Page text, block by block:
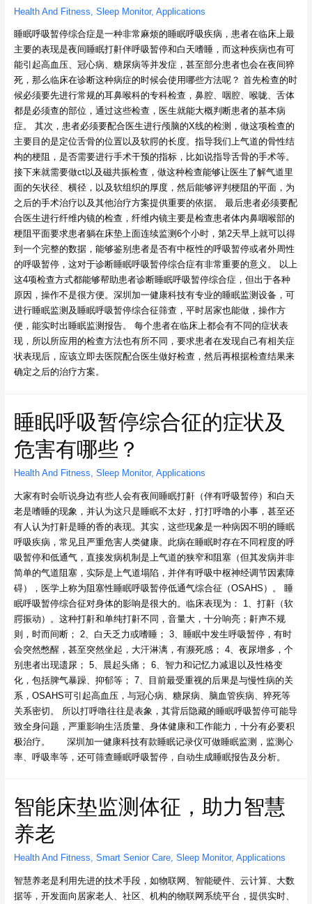
Health And Fitness Sleep Monitor, Applications
睡眠呼吸暂停综合症是一种非常麻烦的睡眠呼吸疾病，患者在临床上最
主要的表现是夜间睡眠打鼾伴呼吸暂停和白天嗜睡，而这种疾病也有可
能引起高血压、冠心病、糖尿病等并发症，甚至部分患者也会在夜间猝
死，那么临床在诊断这种病症的时候会使用哪些方法呢？ 首先检查的时
候必须要先进行常规的耳鼻喉科的专科检查，鼻腔、咽腔、喉咙、舌体
都是必须查的部位，通过这些检查，医生就能大概判断患者的基本病
症。 其次，患者必须要配合医生进行颅脑的X线的检测，做这项检查的
主要目的是定位舌骨的位置以及软腭的长度。指导我们上气道的骨性结
构的梗阻，是否需要进行手术干预的指标，比如说指导舌骨的手术等。
接下来就需要做ct以及磁共振检查，做这种检查能够让医生了解气道里
面的矢状径、横径，以及软组织的厚度，然后能够评判梗阻的平面，为
之后的手术治疗以及其他治疗方案提供重要的依据。 最后患者必须要配
合医生进行纤维内镜的检查，纤维内镜主要是检查患者体内鼻咽喉部的
梗阻平面要求患者躺在床垫上面连续监测6个小时，第2天早上就可以得
到一个完整的数据，能够鉴别患者是否有中枢性的呼吸暂停或者外周性
的呼吸暂停，这对于诊断睡眠呼吸暂停综合症有非常重要的意义。 以上
这4项检查方式都能够帮助患者诊断睡眠呼吸暂停综合症，但出于各种
原因，操作不是很方便。深圳加一健康科技有专业的睡眠监测设备，可
进行睡眠监测及睡眠呼吸暂停综合征筛查，平时居家也能做，操作方
便，能实时出睡眠监测报告。 每个患者在临床上都会有不同的症状表
现，所以所应用的检查方法也有所不同，要求患者在发现自己有相关症
状表现后，应该立即去医院配合医生做好检查，然后再根据检查结果来
确定之后的治疗方案。
睡眠呼吸暂停综合征的症状及
危害有哪些？
Health And Fitness Sleep Monitor, Applications
大家有时会听说身边有些人会有夜间睡眠打鼾（伴有呼吸暂停）和白天
老是嗜睡的现象，并认为这只是睡眠不太好，打打呼噜的小事，甚至还
有人认为打鼾是睡的香的表现。其实，这些现象是一种病因不明的睡眠
呼吸疾病，常见且严重危害人类健康。此病在睡眠时存在不同程度的呼
吸暂停和低通气，直接发病机制是上气道的狭窄和阻塞（但其发病并非
简单的气道阻塞，实际是上气道塌陷，并伴有呼吸中枢神经调节因素障
碍），医学上称为阻塞性睡眠呼吸暂停低通气综合征（OSAHS）。 睡
眠呼吸暂停综合征对身体的影响是很大的。临床表现为： 1、打鼾（软
腭振动）。这种打鼾和单纯打鼾不同，音量大，十分响亮；鼾声不规
则，时而间断； 2、白天乏力或嗜睡； 3、睡眠中发生呼吸暂停，有时
会突然憋醒，甚至突然坐起，大汗淋漓，有濒死感； 4、夜尿增多，个
别患者出现遗尿； 5、晨起头痛； 6、智力和记忆力减退以及性格变
化，包括脾气暴躁、抑郁等； 7、目前最受重视的后果是与慢性病的关
系，OSAHS可引起高血压，与冠心病、糖尿病、脑血管疾病、猝死等
关系密切。 所以打呼噜往往是表象，其背后隐藏的睡眠呼吸暂停可能导
致全身问题，严重影响生活质量、身体健康和工作能力，十分有必要积
极治疗。 深圳加一健康科技有款睡眠记录仪可做睡眠监测，监测心
率、呼吸率等，还可筛查睡眠呼吸暂停，自动生成睡眠报告及分析。
智能床垫监测体征，助力智慧
养老
Health And Fitness Smart Senior Care, Sleep Monitor, Applications
智慧养老是利用先进的技术手段，如物联网、智能硬件、云计算、大数
据等，开发面向居家老人、社区、机构的物联网系统平台，提供实时、